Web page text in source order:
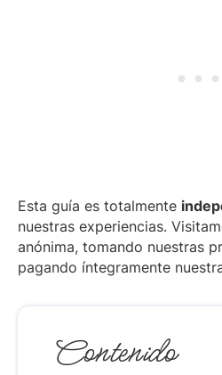
Esta guía es totalmente
nuestras experiencias.
anónima, tomando nuestras
pagando íntegramente
Contenido